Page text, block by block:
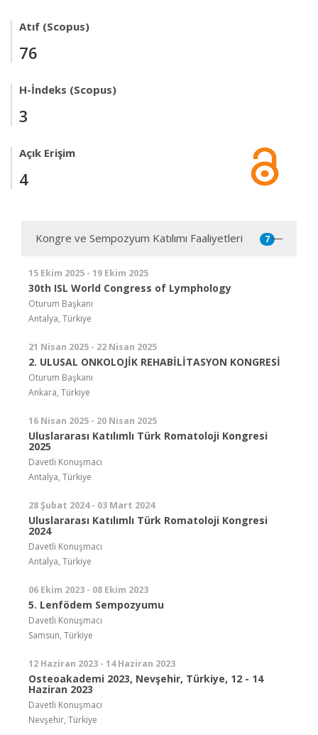
Atıf (Scopus)
76
H-İndeks (Scopus)
3
Açık Erişim
4
Kongre ve Sempozyum Katılımı Faaliyetleri 7
15 Ekim 2025 - 19 Ekim 2025
30th ISL World Congress of Lymphology
Oturum Başkanı
Antalya, Türkiye
21 Nisan 2025 - 22 Nisan 2025
2. ULUSAL ONKOLOJİK REHABİLİTASYON KONGRESİ
Oturum Başkanı
Ankara, Türkiye
16 Nisan 2025 - 20 Nisan 2025
Uluslararası Katılımlı Türk Romatoloji Kongresi
2025
Davetli Konuşmacı
Antalya, Türkiye
28 Şubat 2024 - 03 Mart 2024
Uluslararası Katılımlı Türk Romatoloji Kongresi
2024
Davetli Konuşmacı
Antalya, Türkiye
06 Ekim 2023 - 08 Ekim 2023
5. Lenfödem Sempozyumu
Davetli Konuşmacı
Samsun, Türkiye
12 Haziran 2023 - 14 Haziran 2023
Osteoakademi 2023, Nevşehir, Türkiye, 12 - 14
Haziran 2023
Davetli Konuşmacı
Nevşehir, Türkiye